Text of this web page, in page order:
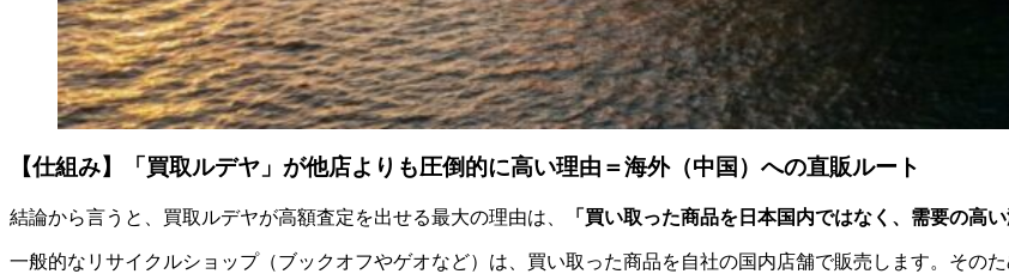
【仕組み】「買取ルデヤ」が他店よりも圧倒的に高い理由＝海外（中国）への直販ルート
結論から言うと、買取ルデヤが高額査定を出せる最大の理由は、 「買い取った商品を日本国内ではなく、需要の高
一般的なリサイクルショップ（ブックオフやゲオなど）は、買い取った商品を自社の国内店舗で販売します。その